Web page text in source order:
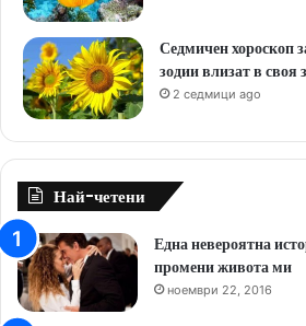
Седмичен хороскоп
зодии влизат в своя
2 седмици ago
Най-четени
Една невероятна
промени живота ми
ноември 22, 2016